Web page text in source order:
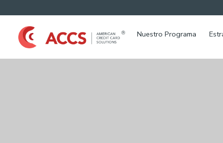
Nuestro Programa